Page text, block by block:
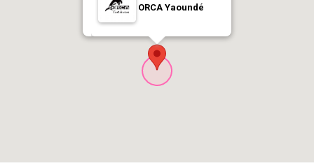
Vous aimerez peut-être aussi